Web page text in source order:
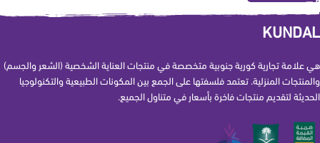
KUNDAL
هي علامة تجارية كورية جنوبية متخصصة في منتجات العناية الشخصية (الشعر والجسم)
والمنتجات المنزلية. تعتمد فلسفتها على الجمع بين المكونات الطبيعية والتكنولوجيا
الحديثة لتقديم منتجات فاخرة بأسعار في متناول الجميع.